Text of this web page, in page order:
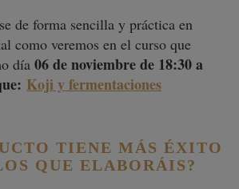
de forma sencilla y práctica en
como veremos en el curso que
día 06 de noviembre de 18:30 a
Koji y fermentaciones
TIENE MÁS ÉXITO
QUE ELABORÁIS?